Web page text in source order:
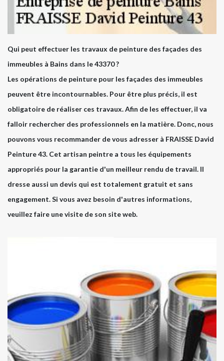
Qui peut effectuer les travaux de peinture des façades des
immeubles à Bains dans le 43370 ?
Les opérations de peinture pour les façades des immeubles
peuvent être incontournables. Pour être plus précis, il est
obligatoire de réaliser ces travaux. Afin de les effectuer, il va
falloir rechercher des professionnels en la matière. Donc, nous
pouvons vous recommander de vous adresser à FRAISSE David
Peinture 43. Cet artisan peintre a tous les équipements
appropriés pour la garantie d'un meilleur rendu de travail. Il
dresse aussi un devis qui est totalement gratuit et sans
engagement. Si vous avez besoin d'autres informations,
veuillez faire une visite de son site web.